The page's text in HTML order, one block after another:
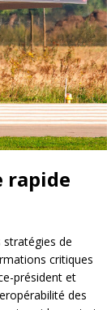
rapide
stratégies de
critiques
président et
des